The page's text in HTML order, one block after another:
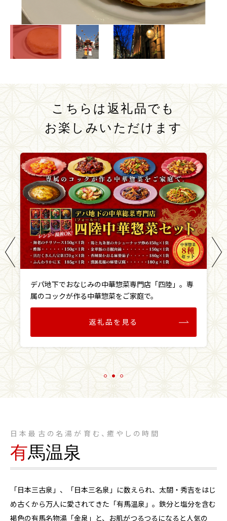
こちらは返礼品でも
お楽しみいただけます
デパ地下でおなじみの中華惣菜専門店「四陸」。専
属のコックが作る中華惣菜をご家庭で。
返礼品を見る
日本最古の名湯が育む、癒やしの時間
有馬温泉
「日本三古泉」、「日本三名泉」に数えられ、太閤・秀吉をはじ
め古くから万人に愛されてきた「有馬温泉」。鉄分と塩分を含む
褐色の有馬名物湯「金泉」と、お肌がつるつるになると人気の